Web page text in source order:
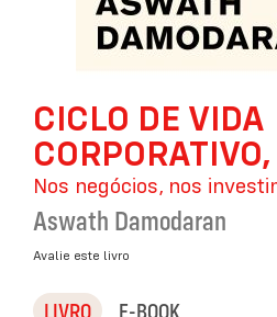
Galeria
CICLO DE VIDA
CORPORATIVO,
Nos negócios, nos
Aswath Damodaran
Avalie este livro
LIVRO E-BOOK